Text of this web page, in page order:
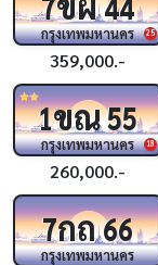
25
กรุงเทพมหานคร
359,000.-
18
1ขณ55
กรุงเทพมหานคร
260,000.-
7กถ66
กรุงเทพมหานคร